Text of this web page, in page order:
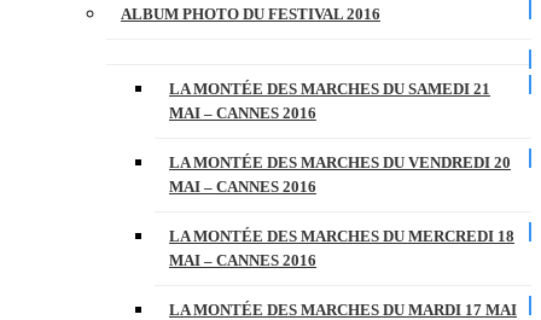
ALBUM PHOTO DU FESTIVAL 2016
LA MONTÉE DES MARCHES DU SAMEDI 21
MAI – CANNES 2016
LA MONTÉE DES MARCHES DU VENDREDI 20
MAI – CANNES 2016
LA MONTÉE DES MARCHES DU MERCREDI 18
MAI – CANNES 2016
LA MONTÉE DES MARCHES DU MARDI 17 MAI